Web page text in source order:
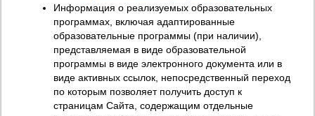
Информация о реализуемых образовательных
программах, включая адаптированные
образовательные программы (при наличии),
представляемая в виде образовательной
программы в виде электронного документа или в
виде активных ссылок, непосредственный переход
по которым позволяет получить доступ к
страницам Сайта, содержащим отдельные